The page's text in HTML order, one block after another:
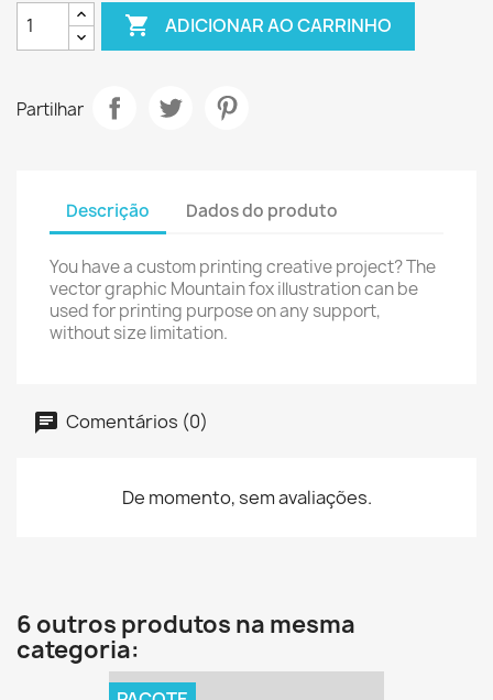
 ADICIONAR AO CARRINHO
Partilhar
Descrição Dados do produto
You have a custom printing creative project? The
vector graphic Mountain fox illustration can be
used for printing purpose on any support,
without size limitation.
Comentários (0)
De momento, sem avaliações.
6 outros produtos na mesma
categoria: